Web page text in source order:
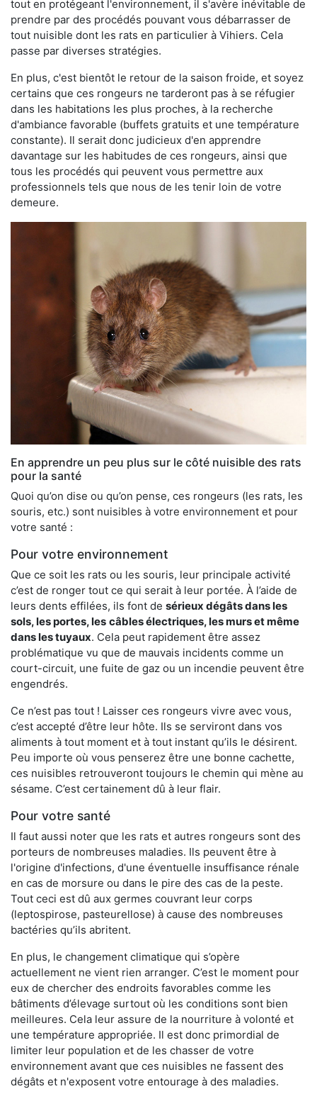
tout en protégeant l'environnement, il s'avère inévitable de
prendre par des procédés pouvant vous débarrasser de
tout nuisible dont les rats en particulier à Vihiers. Cela
passe par diverses stratégies.
En plus, c'est bientôt le retour de la saison froide, et soyez
certains que ces rongeurs ne tarderont pas à se réfugier
dans les habitations les plus proches, à la recherche
d'ambiance favorable (buffets gratuits et une température
constante). Il serait donc judicieux d'en apprendre
davantage sur les habitudes de ces rongeurs, ainsi que
tous les procédés qui peuvent vous permettre aux
professionnels tels que nous de les tenir loin de votre
demeure.
En apprendre un peu plus sur le côté nuisible des rats
pour la santé
Quoi qu’on dise ou qu’on pense, ces rongeurs (les rats, les
souris, etc.) sont nuisibles à votre environnement et pour
votre santé :
Pour votre environnement
Que ce soit les rats ou les souris, leur principale activité
c’est de ronger tout ce qui serait à leur portée. À l’aide de
leurs dents effilées, ils font de sérieux dégâts dans les
sols, les portes, les câbles électriques, les murs et même
dans les tuyaux. Cela peut rapidement être assez
problématique vu que de mauvais incidents comme un
court-circuit, une fuite de gaz ou un incendie peuvent être
engendrés.
Ce n’est pas tout ! Laisser ces rongeurs vivre avec vous,
c’est accepté d’être leur hôte. Ils se serviront dans vos
aliments à tout moment et à tout instant qu’ils le désirent.
Peu importe où vous penserez être une bonne cachette,
ces nuisibles retrouveront toujours le chemin qui mène au
sésame. C’est certainement dû à leur flair.
Pour votre santé
Il faut aussi noter que les rats et autres rongeurs sont des
porteurs de nombreuses maladies. Ils peuvent être à
l'origine d'infections, d'une éventuelle insuffisance rénale
en cas de morsure ou dans le pire des cas de la peste.
Tout ceci est dû aux germes couvrant leur corps
(leptospirose, pasteurellose) à cause des nombreuses
bactéries qu’ils abritent.
En plus, le changement climatique qui s’opère
actuellement ne vient rien arranger. C’est le moment pour
eux de chercher des endroits favorables comme les
bâtiments d’élevage surtout où les conditions sont bien
meilleures. Cela leur assure de la nourriture à volonté et
une température appropriée. Il est donc primordial de
limiter leur population et de les chasser de votre
environnement avant que ces nuisibles ne fassent des
dégâts et n'exposent votre entourage à des maladies.